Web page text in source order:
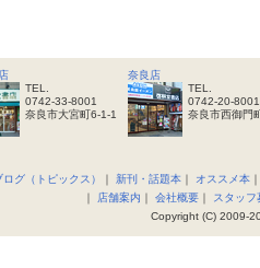
TEL.
0742-33-8001
奈良市大宮町6-1-1
奈良店
TEL.
0742-20-8001
奈良市西御門
ログ（トピックス） ｜ 新刊・話題本 ｜ オススメ本
｜ 店舗案内 ｜ 会社概要 ｜ スタッフ
Copyright (C) 2009-